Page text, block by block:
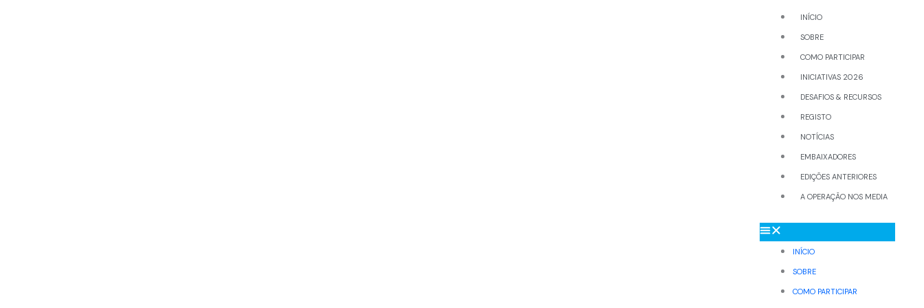
INÍCIO
SOBRE
COMO PARTICIPAR
INICIATIVAS 2026
DESAFIOS & RECURSOS
REGISTO
NOTÍCIAS
EMBAIXADORES
EDIÇÕES ANTERIORES
A OPERAÇÃO NOS MEDIA
INÍCIO
SOBRE
COMO PARTICIPAR